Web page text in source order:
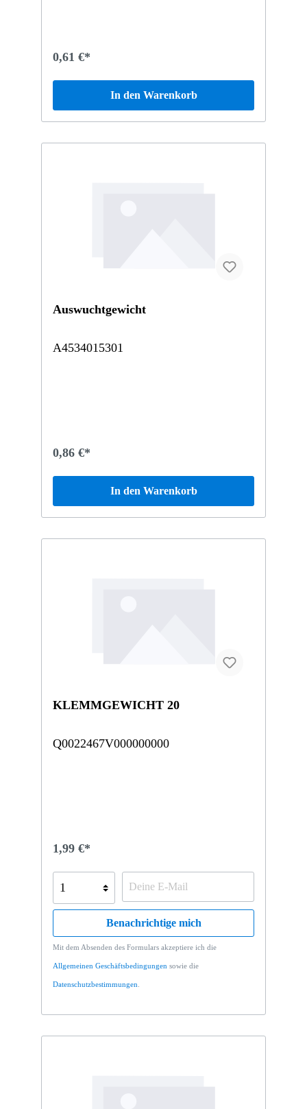
0,61 €*
In den Warenkorb
Auswuchtgewicht
A4534015301
0,86 €*
In den Warenkorb
KLEMMGEWICHT 20
Q0022467V000000000
1,99 €*
Benachrichtige mich
Mit dem Absenden des Formulars akzeptiere ich die
Allgemeinen Geschäftsbedingungen sowie die
Datenschutzbestimmungen